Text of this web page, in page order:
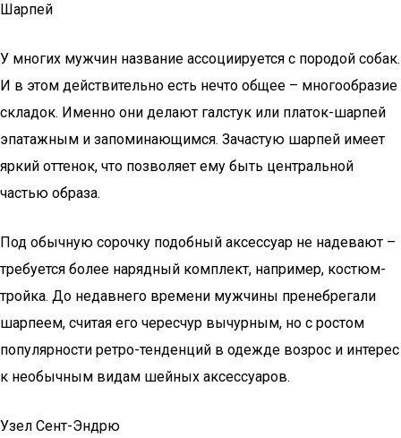
Шарпей
У многих мужчин название ассоциируется с породой собак.
И в этом действительно есть нечто общее – многообразие
складок. Именно они делают галстук или платок-шарпей
эпатажным и запоминающимся. Зачастую шарпей имеет
яркий оттенок, что позволяет ему быть центральной
частью образа.
Под обычную сорочку подобный аксессуар не надевают –
требуется более нарядный комплект, например, костюм-
тройка. До недавнего времени мужчины пренебрегали
шарпеем, считая его чересчур вычурным, но с ростом
популярности ретро-тенденций в одежде возрос и интерес
к необычным видам шейных аксессуаров.
Узел Сент-Эндрю